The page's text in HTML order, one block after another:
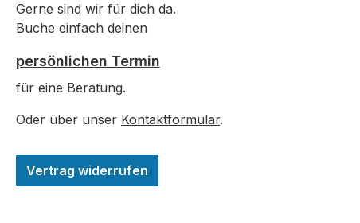
Gerne sind wir für dich da.
Buche einfach deinen
persönlichen Termin
für eine Beratung.
Oder über unser Kontaktformular.
Vertrag widerrufen